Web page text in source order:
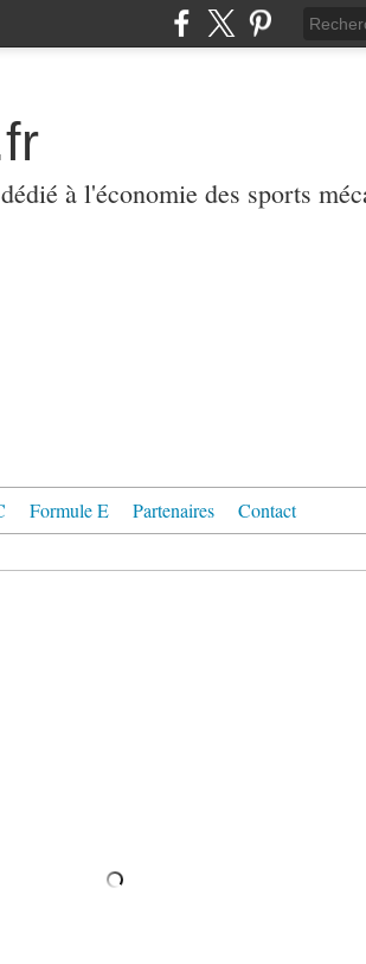
à l'économie des sports
Formule E Partenaires Contact